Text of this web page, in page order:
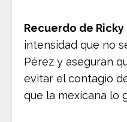
Recuerdo de
intensidad que no
Pérez y aseguran
evitar el contagio
que la mexicana lo